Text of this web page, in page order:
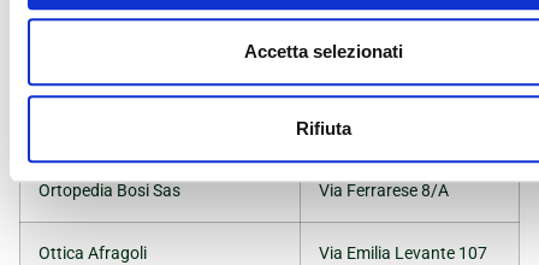
Accetta selezionati
Rifiuta
Via Baracca 5/c
Ortopedia Bosi Sas Via Ferrarese 8/A
Ottica Afragoli Via Emilia Levante 107